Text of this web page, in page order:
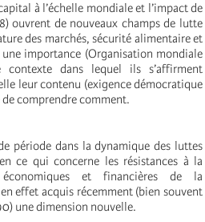
à l’échelle mondiale et l’impact de
ouvrent de nouveaux champs de lutte
des marchés, sécurité alimentaire et
importance (Organisation mondiale
dans lequel ils s’affirment
leur contenu (exigence démocratique
comprendre comment.
période dans la dynamique des luttes
ce qui concerne les résistances à la
et financières de la
effet acquis récemment (bien souvent
une dimension nouvelle.